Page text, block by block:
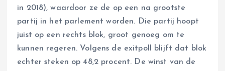
in 2018), waardoor ze de op een na grootste
partij in het parlement worden. Die partij hoopt
juist op een rechts blok, groot genoeg om te
kunnen regeren. Volgens de exitpoll blijft dat blok
echter steken op 48,2 procent. De winst van de